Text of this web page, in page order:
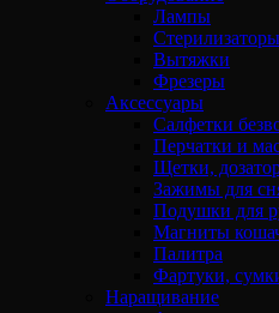
Лампы
Стерилизаторы
Вытяжки
Фрезеры
Аксессуары
Салфетки
Перчатки и
Щетки,
Зажимы для
Подушки для
Магниты
Палитра
Фартуки,
Наращивание